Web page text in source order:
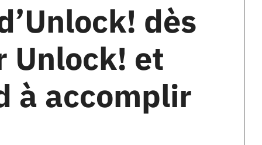
dès
Unlock! et
à accomplir